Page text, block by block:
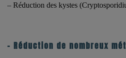
– Réduction des kystes
– Réduction de nombreux